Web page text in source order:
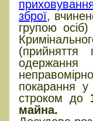
зброї,
групою
(прийняття
покарання у
строком до
майна.